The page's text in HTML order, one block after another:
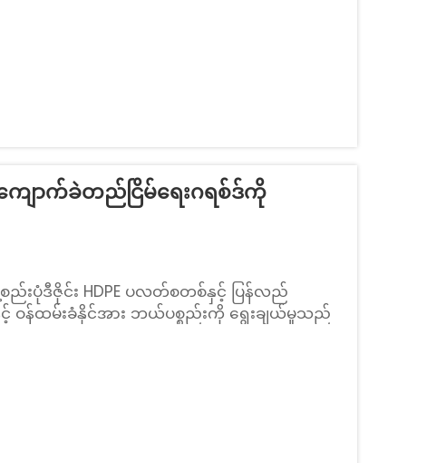
ာက်ခဲတည်ငြိမ်ရေးဂရစ်ဒ်ကို
းပုံဒီဇိုင်း HDPE ပလတ်စတစ်နှင့် ပြန်လည်
ဝန်ထမ်းခံနိုင်အား ဘယ်ပစ္စည်းကို ရွေးချယ်မှုသည်
ကို အမှန်အကန်သက်ရောက်မှုရှိသည်။ HDPE သည်